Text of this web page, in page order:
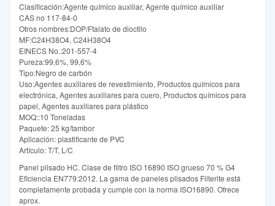
Clasificación:Agente químico auxiliar, Agente químico auxiliar
CAS no 117-84-0
Otros nombres:DOP/Ftalato de dioctilo
MF:C24H38O4, C24H38O4
EINECS No.:201-557-4
Pureza:99,6%, 99,6%
Tipo:Negro de carbón
Uso:Agentes auxiliares de revestimiento, Productos químicos para
electrónica, Agentes auxiliares para cuero, Productos químicos para
papel, Agentes auxiliares para plástico
MOQ::10 Toneladas
Paquete: 25 kg/tambor
Aplicación: plastificante de PVC
Artículo: T/T, L/C
Panel plisado HC. Clase de filtro ISO 16890 ISO grueso 70 % G4
Eficiencia EN779:2012. La gama de paneles plisados Filterite está
completamente probada y cumple con la norma ISO16890. Ofrece
aprox.